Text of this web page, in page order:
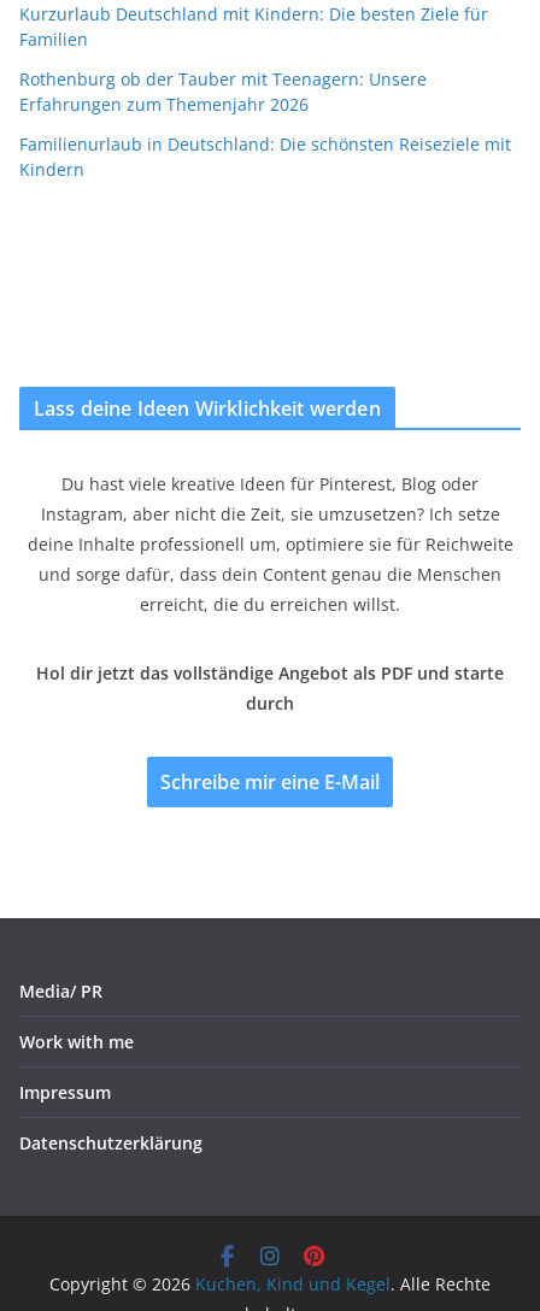
Kurzurlaub Deutschland mit Kindern: Die besten Ziele für
Familien
Rothenburg ob der Tauber mit Teenagern: Unsere
Erfahrungen zum Themenjahr 2026
Familienurlaub in Deutschland: Die schönsten Reiseziele mit
Kindern
Lass deine Ideen Wirklichkeit werden
Du hast viele kreative Ideen für Pinterest, Blog oder
Instagram, aber nicht die Zeit, sie umzusetzen? Ich setze
deine Inhalte professionell um, optimiere sie für Reichweite
und sorge dafür, dass dein Content genau die Menschen
erreicht, die du erreichen willst.
Hol dir jetzt das vollständige Angebot als PDF und starte
durch
Schreibe mir eine E-Mail
Media/ PR
Work with me
Impressum
Datenschutzerklärung
Copyright © 2026 Kuchen, Kind und Kegel. Alle Rechte